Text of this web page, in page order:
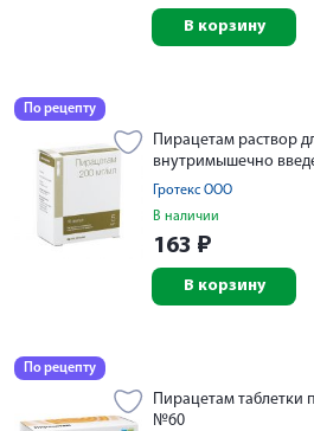
В корзину
По рецепту
Пирацетам раствор
внутримышечно
Гротекс ООО
В наличии
163 ₽
В корзину
По рецепту
Пирацетам таблетки
№60